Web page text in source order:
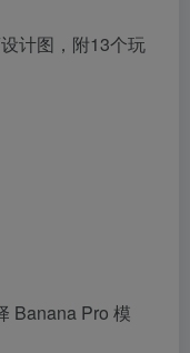
Banana Pro 模